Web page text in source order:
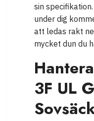
sin
under dig
att ledas rakt
mycket dun du
3F UL